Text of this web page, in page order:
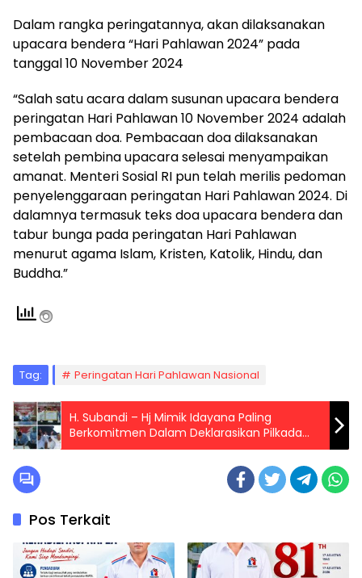
Dalam rangka peringatannya, akan dilaksanakan
upacara bendera “Hari Pahlawan 2024” pada
tanggal 10 November 2024
“Salah satu acara dalam susunan upacara bendera
peringatan Hari Pahlawan 10 November 2024 adalah
pembacaan doa. Pembacaan doa dilaksanakan
setelah pembina upacara selesai menyampaikan
amanat. Menteri Sosial RI pun telah merilis pedoman
penyelenggaraan peringatan Hari Pahlawan 2024. Di
dalamnya termasuk teks doa upacara bendera dan
tabur bunga pada peringatan Hari Pahlawan
menurut agama Islam, Kristen, Katolik, Hindu, dan
Buddha.”
Tag: Peringatan Hari Pahlawan Nasional
H. Subandi – Hj Mimik Idayana Paling
Berkomitmen Dalam Deklarasikan Pilkada
Damai
Pos Terkait